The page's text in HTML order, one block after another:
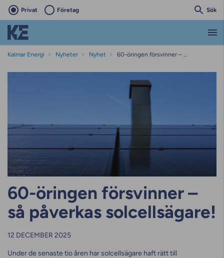
Privat Företag Sök
Kalmar Energi Nyheter Nyhet 60-öringen försvinner – så påverkas solcellsägare!
60-öringen försvinner –
så påverkas solcellsägare!
12 DECEMBER 2025
Under de senaste tio åren har solcellsägare haft rätt till